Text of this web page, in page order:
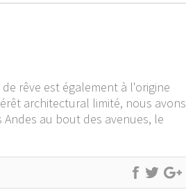
rêve est également à l'origine
architectural limité, nous avons
au bout des avenues, le